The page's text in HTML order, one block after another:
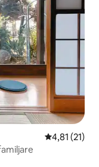
Vlerësimi
4,81 (21)